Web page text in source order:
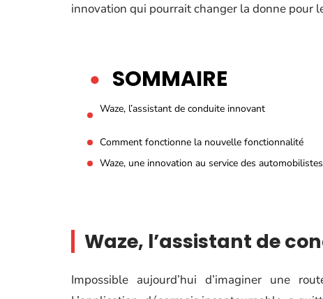
innovation qui pourrait changer la donne pour
SOMMAIRE
Waze, l’assistant de conduite innovant
Comment fonctionne la nouvelle fonctionnalité
Waze, une innovation au service des automobilistes
Waze, l’assistant de
Impossible aujourd’hui d’imaginer une